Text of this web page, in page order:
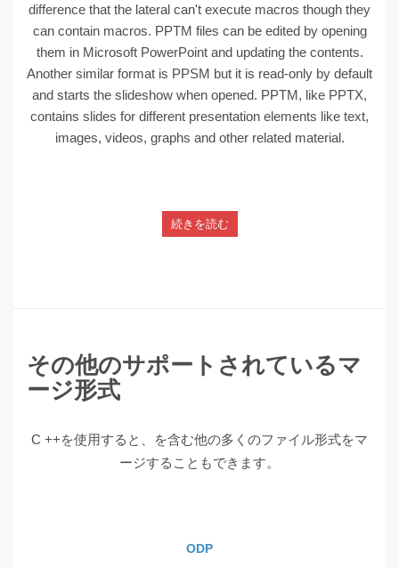
difference that the lateral can't execute macros though they
can contain macros. PPTM files can be edited by opening
them in Microsoft PowerPoint and updating the contents.
Another similar format is PPSM but it is read-only by default
and starts the slideshow when opened. PPTM, like PPTX,
contains slides for different presentation elements like text,
images, videos, graphs and other related material.
続きを読む
その他のサポートされているマ
ージ形式
C ++を使用すると、を含む他の多くのファイル形式をマ
ージすることもできます。
ODP